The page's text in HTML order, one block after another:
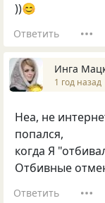
))😊
Ответить
Инга
1 год назад
Неа, не
попался,
когда Я
Отбивные
Ответить